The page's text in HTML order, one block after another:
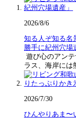
2026/8/6
知る人ぞ知る名
勝手に紀州穴場
遊び心のアン
ラス、海岸に
2026/7/30
ひんやりあま〜